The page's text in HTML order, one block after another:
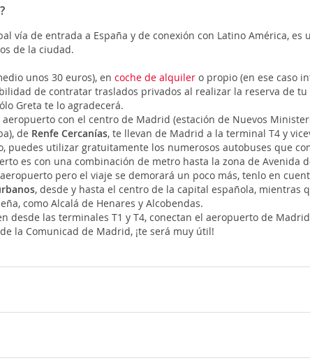
vía de entrada a España y de conexión con Latino América,
de la ciudad.
unos 30 euros), en coche de alquiler o propio (en ese caso
de contratar traslados privados al realizar la reserva de tu
Greta te lo agradecerá.
con el centro de Madrid (estación de Nuevos
de Renfe Cercanías, te llevan de Madrid a la terminal T4 y
puedes utilizar gratuitamente los numerosos autobuses que
es con una combinación de metro hasta la zona de Avenida
pero el viaje se demorará un poco más, tenlo en
, desde y hasta el centro de la capital española, mientras
como Alcalá de Henares y Alcobendas.
desde las terminales T1 y T4, conectan el aeropuerto de
la Comunicad de Madrid, ¡te será muy útil!
Iberia, LATAM Airlines
es 22:56